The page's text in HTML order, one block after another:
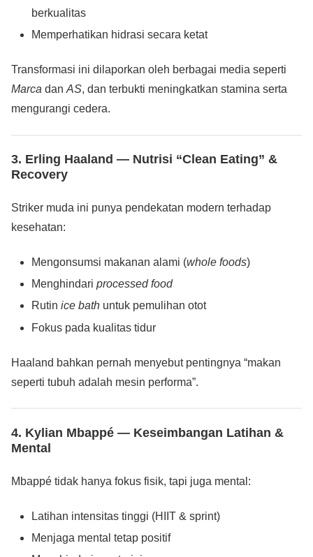
berkualitas
Memperhatikan hidrasi secara ketat
Transformasi ini dilaporkan oleh berbagai media seperti
Marca dan AS, dan terbukti meningkatkan stamina serta
mengurangi cedera.
3. Erling Haaland — Nutrisi “Clean Eating” &
Recovery
Striker muda ini punya pendekatan modern terhadap
kesehatan:
Mengonsumsi makanan alami (whole foods)
Menghindariprocessed food
Rutin ice bath untuk pemulihan otot
Fokus pada kualitas tidur
Haaland bahkan pernah menyebut pentingnya “makan
seperti tubuh adalah mesin performa”.
4. Kylian Mbappé — Keseimbangan Latihan &
Mental
Mbappé tidak hanya fokus fisik, tapi juga mental:
Latihan intensitas tinggi (HIIT & sprint)
Menjaga mental tetap positif